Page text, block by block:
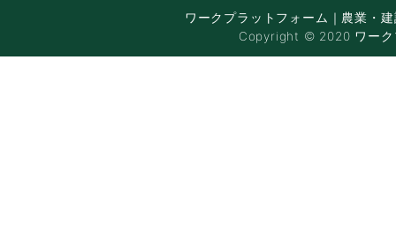
ワークプラットフォーム｜農業・
Copyright © 2020 ワーク